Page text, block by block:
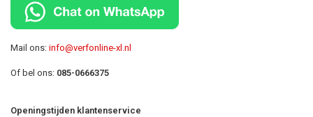
Mail ons: info@verfonline-xl.nl
Of bel ons: 085-0666375
Openingstijden klantenservice